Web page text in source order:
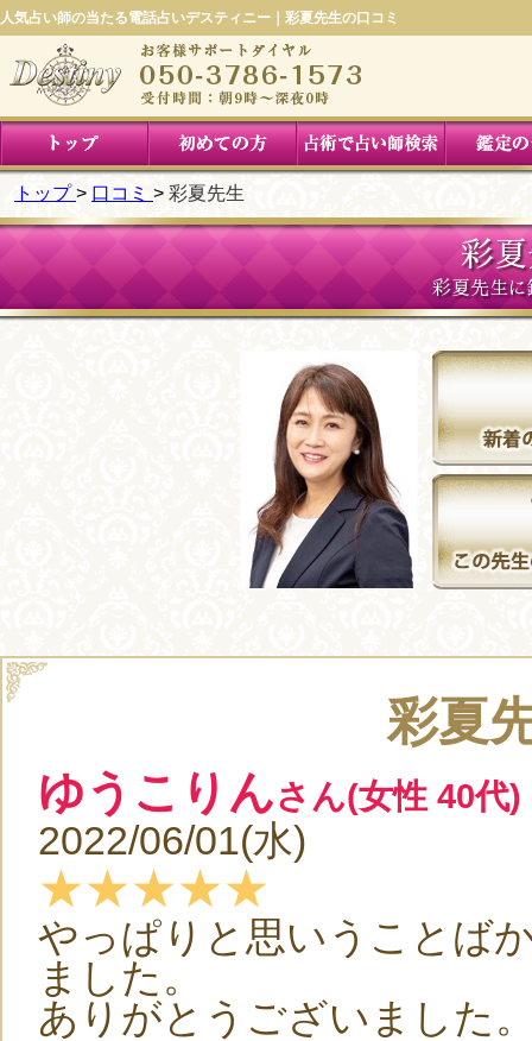
人気占い師の当たる電話占いデスティニー｜彩夏先生の口コミ
トップ 口コミ 彩夏先生
彩
彩夏先生
彩夏
ゆうこりんさん(女性 40代)
2022/06/01(水)
★★★★★
やっぱりと思いうことば
ました。
ありがとうございました